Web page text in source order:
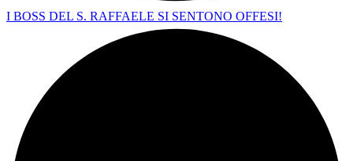
I BOSS DEL S. RAFFAELE SI SENTONO OFFESI!